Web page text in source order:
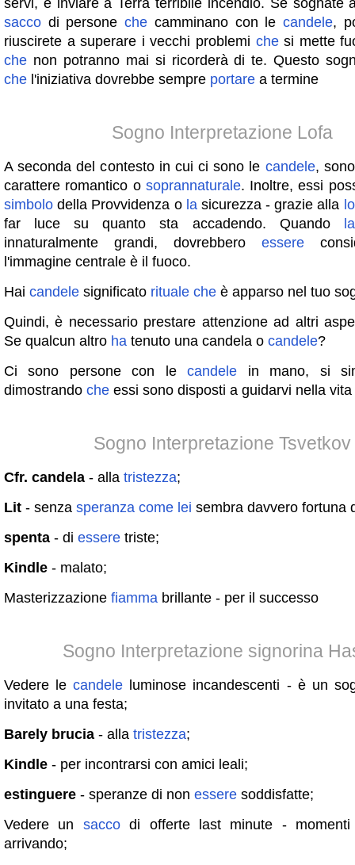
servi, e inviare a Terra terribile incendio. Se sognate
sacco di personeche camminano con le candele,
riuscirete a superare i vecchi problemi chesi mette
che non potranno mai si ricorderà di te. Questo
che l'iniziativa dovrebbe sempre portare a termine
Sogno Interpretazione Lofa
A seconda del contesto in cui ci sono le candele,
carattere romantico o soprannaturale. Inoltre, essi
simbolo della Provvidenza o lasicurezza - grazie alla
far luce su quanto sta accadendo. Quando
la
innaturalmente grandi, dovrebbero essere
l'immagine centrale è il fuoco.
Hai candele significato rituale che è apparso nel tuo
Quindi, è necessario prestare attenzione ad altri
Se qualcun altro ha tenuto una candela o candele?
Ci sono persone con lecandele in mano, si
dimostrando che essi sono disposti a guidarvi nella vita
Sogno Interpretazione Tsvetkov
Cfr. candela - alla tristezza;
Lit - senza speranza come lei sembra davvero fortuna
spenta - di essere triste;
Kindle - malato;
Masterizzazione fiamma brillante - per il successo
Sogno Interpretazione signorina
Vedere lecandele luminose incandescenti - è un
invitato a una festa;
Barely brucia - alla tristezza;
Kindle - per incontrarsi con amici leali;
estinguere - speranze di non essere soddisfatte;
Vedere un saccodi offerte last minute - momenti
arrivando;